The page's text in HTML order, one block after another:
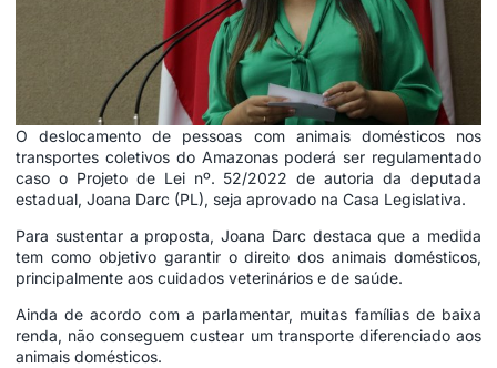
O deslocamento de pessoas com animais domésticos nos
transportes coletivos do Amazonas poderá ser regulamentado
caso o Projeto de Lei nº. 52/2022 de autoria da deputada
estadual, Joana Darc (PL), seja aprovado na Casa Legislativa.
Para sustentar a proposta, Joana Darc destaca que a medida
tem como objetivo garantir o direito dos animais domésticos,
principalmente aos cuidados veterinários e de saúde.
Ainda de acordo com a parlamentar, muitas famílias de baixa
renda, não conseguem custear um transporte diferenciado aos
animais domésticos.